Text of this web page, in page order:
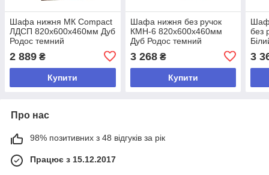
Шафа нижня МК Compact
ЛДСП 820х600х460мм Дуб
Родос темний
2 889 ₴
Купити
Шафа нижня без ручок
КМН-6 820х600х460мм
Дуб Родос темний
3 268₴
Купити
без
3
Про нас
98% позитивних з 48 відгуків за рік
Працює з 15.12.2017